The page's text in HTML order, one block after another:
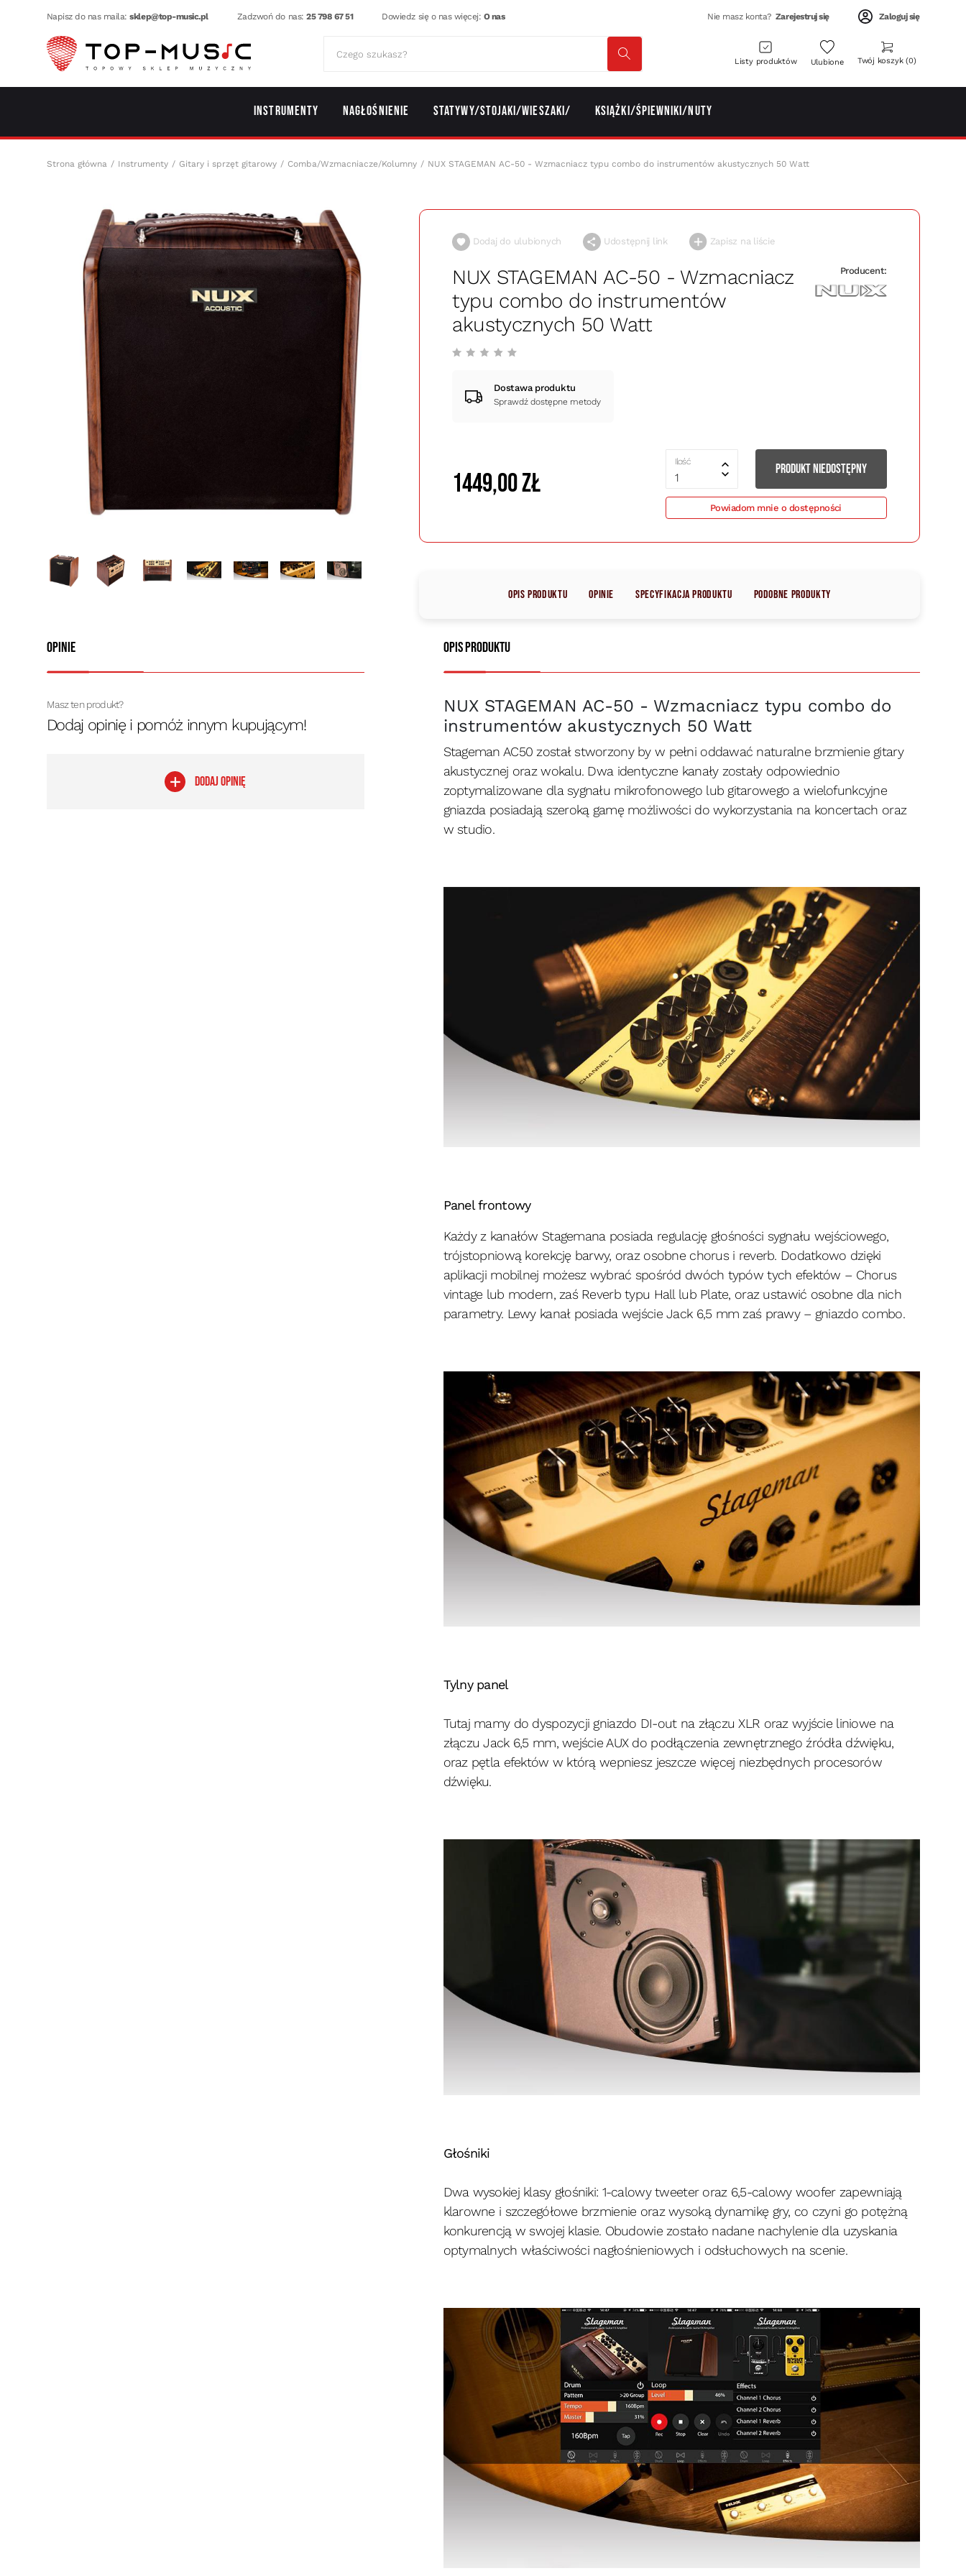
Napisz do nas maila:sklep@top-music.pl Zadzwoń do nas:25 798 67 51 Dowiedz się o nas więcej: O nas Nie masz konta? Zarejestruj się Zaloguj się
Listy produktów Ulubione Twój koszyk 0
Instrumenty Nagłośnienie Statywy/Stojaki/Wieszaki/ Książki/Śpiewniki/Nuty
Strona główna Instrumenty Gitary i sprzęt gitarowy Comba/Wzmacniacze/Kolumny NUX STAGEMAN AC-50 - Wzmacniacz typu combo do instrumentów akustycznych 50 Watt
Dodaj do ulubionych Udostępnij link Zapisz na liście
NUX STAGEMAN AC-50 - Wzmacniacz
typu combo do instrumentów
akustycznych 50 Watt
Dostawa produktu
Sprawdź dostępne metody
Producent:
1449,00 zł
Ilość
1
PRODUKT NIEDOSTĘPNY
Powiadom mnie o dostępności
Opis produktu Opinie Specyfikacja produktu Podobne produkty
Opinie
Masz ten produkt?
Dodaj opinię i pomóż innym kupującym!
DODAJ OPINIĘ
Opis produktu
NUX STAGEMAN AC-50 - Wzmacniacz typu combo do
instrumentów akustycznych 50 Watt
Stageman AC50 został stworzony by w pełni oddawać naturalne brzmienie gitary
akustycznej oraz wokalu. Dwa identyczne kanały zostały odpowiednio
zoptymalizowane dla sygnału mikrofonowego lub gitarowego a wielofunkcyjne
gniazda posiadają szeroką gamę możliwości do wykorzystania na koncertach oraz
w studio.
Panel frontowy
Każdy z kanałów Stagemana posiada regulację głośności sygnału wejściowego,
trójstopniową korekcję barwy, oraz osobne chorus i reverb. Dodatkowo dzięki
aplikacji mobilnej możesz wybrać spośród dwóch typów tych efektów – Chorus
vintage lub modern, zaś Reverb typu Hall lub Plate, oraz ustawić osobne dla nich
parametry. Lewy kanał posiada wejście Jack 6,5 mm zaś prawy – gniazdo combo.
Tylny panel
Tutaj mamy do dyspozycji gniazdo DI-out na złączu XLR oraz wyjście liniowe na
złączu Jack 6,5 mm, wejście AUX do podłączenia zewnętrznego źródła dźwięku,
oraz pętla efektów w którą wepniesz jeszcze więcej niezbędnych procesorów
dźwięku.
Głośniki
Dwa wysokiej klasy głośniki: 1-calowy tweeter oraz 6,5-calowy woofer zapewniają
klarowne i szczegółowe brzmienie oraz wysoką dynamikę gry, co czyni go potężną
konkurencją w swojej klasie. Obudowie zostało nadane nachylenie dla uzyskania
optymalnych właściwości nagłośnieniowych i odsłuchowych na scenie.